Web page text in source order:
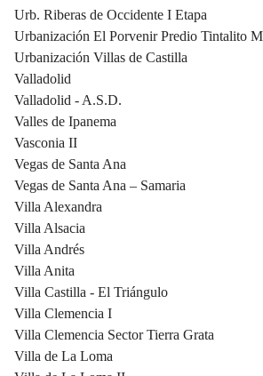
Urb. Riberas de Occidente I Etapa
Urbanización El Porvenir Predio Tintalito
Urbanización Villas de Castilla
Valladolid
Valladolid - A.S.D.
Valles de Ipanema
Vasconia II
Vegas de Santa Ana
Vegas de Santa Ana – Samaria
Villa Alexandra
Villa Alsacia
Villa Andrés
Villa Anita
Villa Castilla - El Triángulo
Villa Clemencia I
Villa Clemencia Sector Tierra Grata
Villa de La Loma